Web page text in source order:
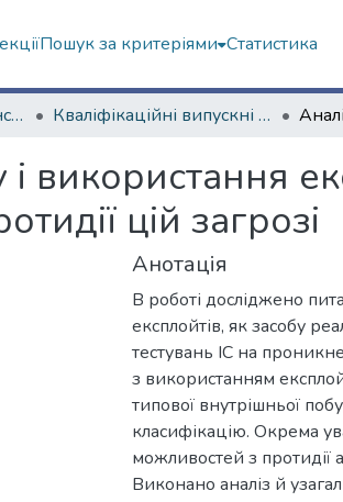
Пошук за критеріями Статистика
Навчально-науковий інститут комп'ютерних наук та штучного інтелекту Кваліфікаційні випускні роботи бакалаврів. Навчально-науковий інститут комп'ютерних наук та штучного інтелекту
використання
цій загрозі
Анотація
В роботі досліджено
експлойтів, як засобу
тестувань ІС на
з використанням
типової внутрішньої
класифікацію. Окрема
можливостей з протидії
Виконано аналіз й